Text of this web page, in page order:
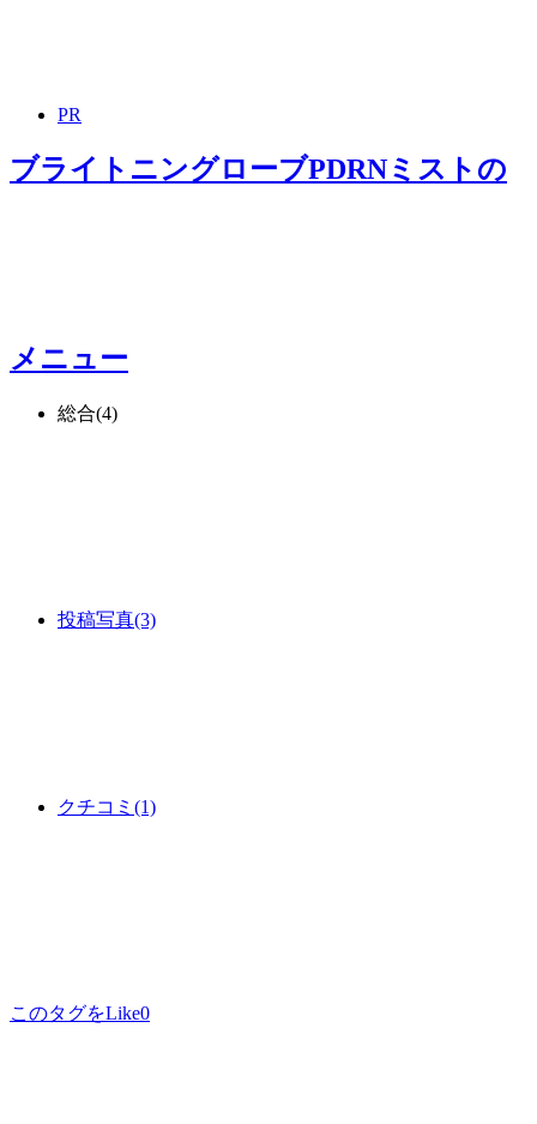
PR
ブライトニングローブPDRNミスト の
メニュー
総合(4)
投稿写真(3)
クチコミ (1)
このタグをLike0